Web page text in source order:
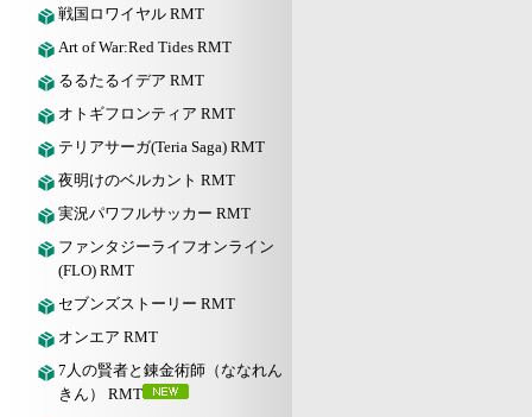
戦国ロワイヤル RMT
Art of War:Red Tides RMT
るるたるイデア RMT
オトギフロンティア RMT
テリアサーガ(Teria Saga) RMT
夜明けのベルカント RMT
実況パワフルサッカー RMT
ファンタジーライフオンライン
(FLO) RMT
セブンズストーリー RMT
オンエア RMT
7人の賢者と錬金術師（ななれん
きん） RMT